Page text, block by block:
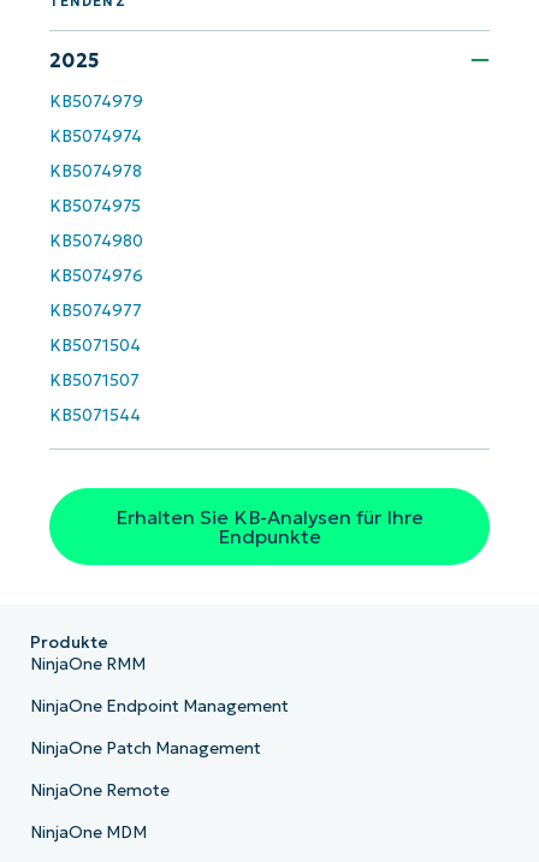
2025
KB5074979
KB5074974
KB5074978
KB5074975
KB5074980
KB5074976
KB5074977
KB5071504
KB5071507
KB5071544
Erhalten Sie KB-Analysen für Ihre
Endpunkte
First
last
name*
Business
Phone
Land
name*
Produkte
NinjaOne RMM
NinjaOne Endpoint Management
NinjaOne Patch Management
NinjaOne Remote
NinjaOne MDM